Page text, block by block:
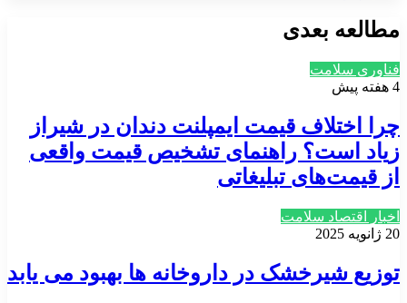
مطالعه بعدی
فناوری سلامت
4 هفته پیش
چرا اختلاف قیمت ایمپلنت دندان در شیراز
زیاد است؟ راهنمای تشخیص قیمت واقعی
از قیمت‌های تبلیغاتی
اخبار اقتصاد سلامت
20 ژانویه 2025
توزیع شیرخشک در داروخانه ها بهبود می یابد